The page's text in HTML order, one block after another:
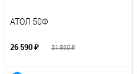
АТОЛ 50Ф
26 590 ₽ 31 590 ₽